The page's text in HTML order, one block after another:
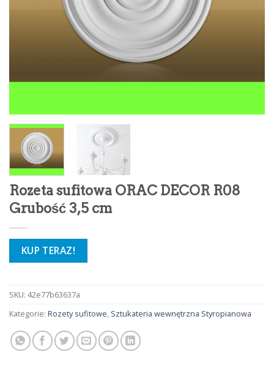
Rozeta sufitowa ORAC DECOR R08
Grubość 3,5 cm
KUP TERAZ!
SKU: 42e77b63637a
Kategorie: Rozety sufitowe, Sztukateria wewnętrzna Styropianowa